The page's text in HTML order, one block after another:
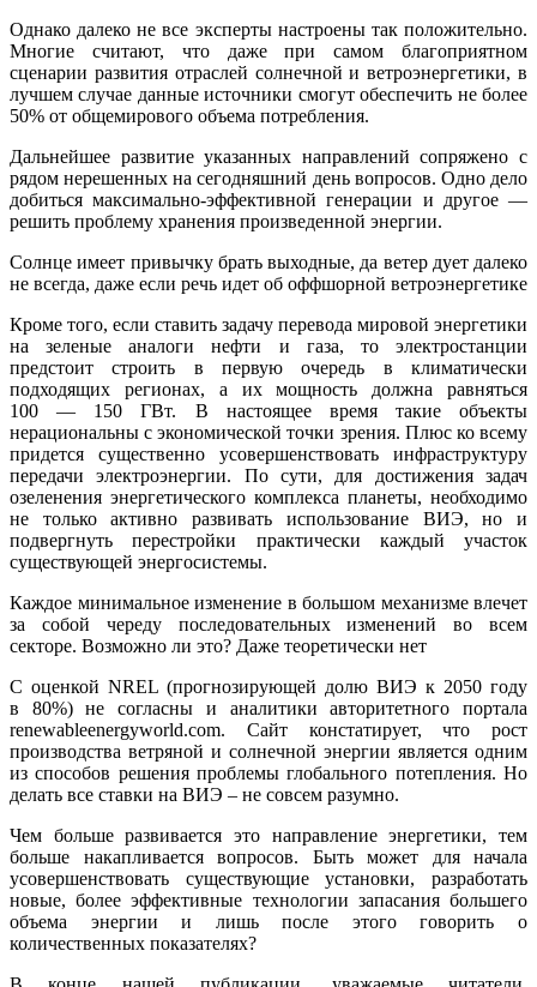
Однако далеко не все эксперты настроены так положительно.
Многие считают, что даже при самом благоприятном
сценарии развития отраслей солнечной и ветроэнергетики, в
лучшем случае данные источники смогут обеспечить не более
50% от общемирового объема потребления.
Дальнейшее развитие указанных направлений сопряжено с
рядом нерешенных на сегодняшний день вопросов. Одно дело
добиться максимально-эффективной генерации и другое —
решить проблему хранения произведенной энергии.
Солнце имеет привычку брать выходные, да ветер дует далеко
не всегда, даже если речь идет об оффшорной ветроэнергетике
Кроме того, если ставить задачу перевода мировой энергетики
на зеленые аналоги нефти и газа, то электростанции
предстоит строить в первую очередь в климатически
подходящих регионах, а их мощность должна равняться
100 — 150 ГВт. В настоящее время такие объекты
нерациональны с экономической точки зрения. Плюс ко всему
придется существенно усовершенствовать инфраструктуру
передачи электроэнергии. По сути, для достижения задач
озеленения энергетического комплекса планеты, необходимо
не только активно развивать использование ВИЭ, но и
подвергнуть перестройки практически каждый участок
существующей энергосистемы.
Каждое минимальное изменение в большом механизме влечет
за собой череду последовательных изменений во всем
секторе. Возможно ли это? Даже теоретически нет
С оценкой NREL (прогнозирующей долю ВИЭ к 2050 году
в 80%) не согласны и аналитики авторитетного портала
renewableenergyworld.com. Сайт констатирует, что рост
производства ветряной и солнечной энергии является одним
из способов решения проблемы глобального потепления. Но
делать все ставки на ВИЭ – не совсем разумно.
Чем больше развивается это направление энергетики, тем
больше накапливается вопросов. Быть может для начала
усовершенствовать существующие установки, разработать
новые, более эффективные технологии запасания большего
объема энергии и лишь после этого говорить о
количественных показателях?